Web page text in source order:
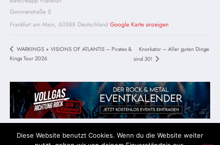
Gwinnerstraße 5
Frankfurt am Main, 60388 Deutschland Google Karte anzeigen
WARKINGS + VISIONS OF ATLANTIS – Pirates &
Kings Tour 2026
Knorkator – Aller guten Dinge
sind 30!
Diese Website benutzt Cookies. Wenn du die Website weiter